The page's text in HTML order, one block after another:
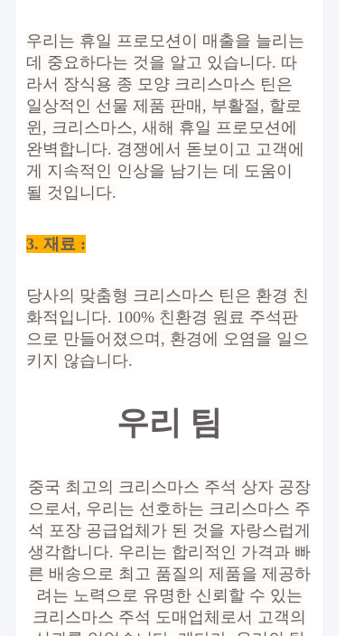
우리는 휴일 프로모션이 매출을 늘리는
데 중요하다는 것을 알고 있습니다. 따
라서 장식용 종 모양 크리스마스 틴은
일상적인 선물 제품 판매, 부활절, 할로
윈, 크리스마스, 새해 휴일 프로모션에
완벽합니다. 경쟁에서 돋보이고 고객에
게 지속적인 인상을 남기는 데 도움이
될 것입니다.
3. 재료 :
당사의 맞춤형 크리스마스 틴은 환경 친
화적입니다. 100% 친환경 원료 주석판
으로 만들어졌으며, 환경에 오염을 일으
키지 않습니다.
우리 팀
중국 최고의 크리스마스 주석 상자 공장
으로서, 우리는 선호하는 크리스마스 주
석 포장 공급업체가 된 것을 자랑스럽게
생각합니다. 우리는 합리적인 가격과 빠
른 배송으로 최고 품질의 제품을 제공하
려는 노력으로 유명한 신뢰할 수 있는
크리스마스 주석 도매업체로서 고객의